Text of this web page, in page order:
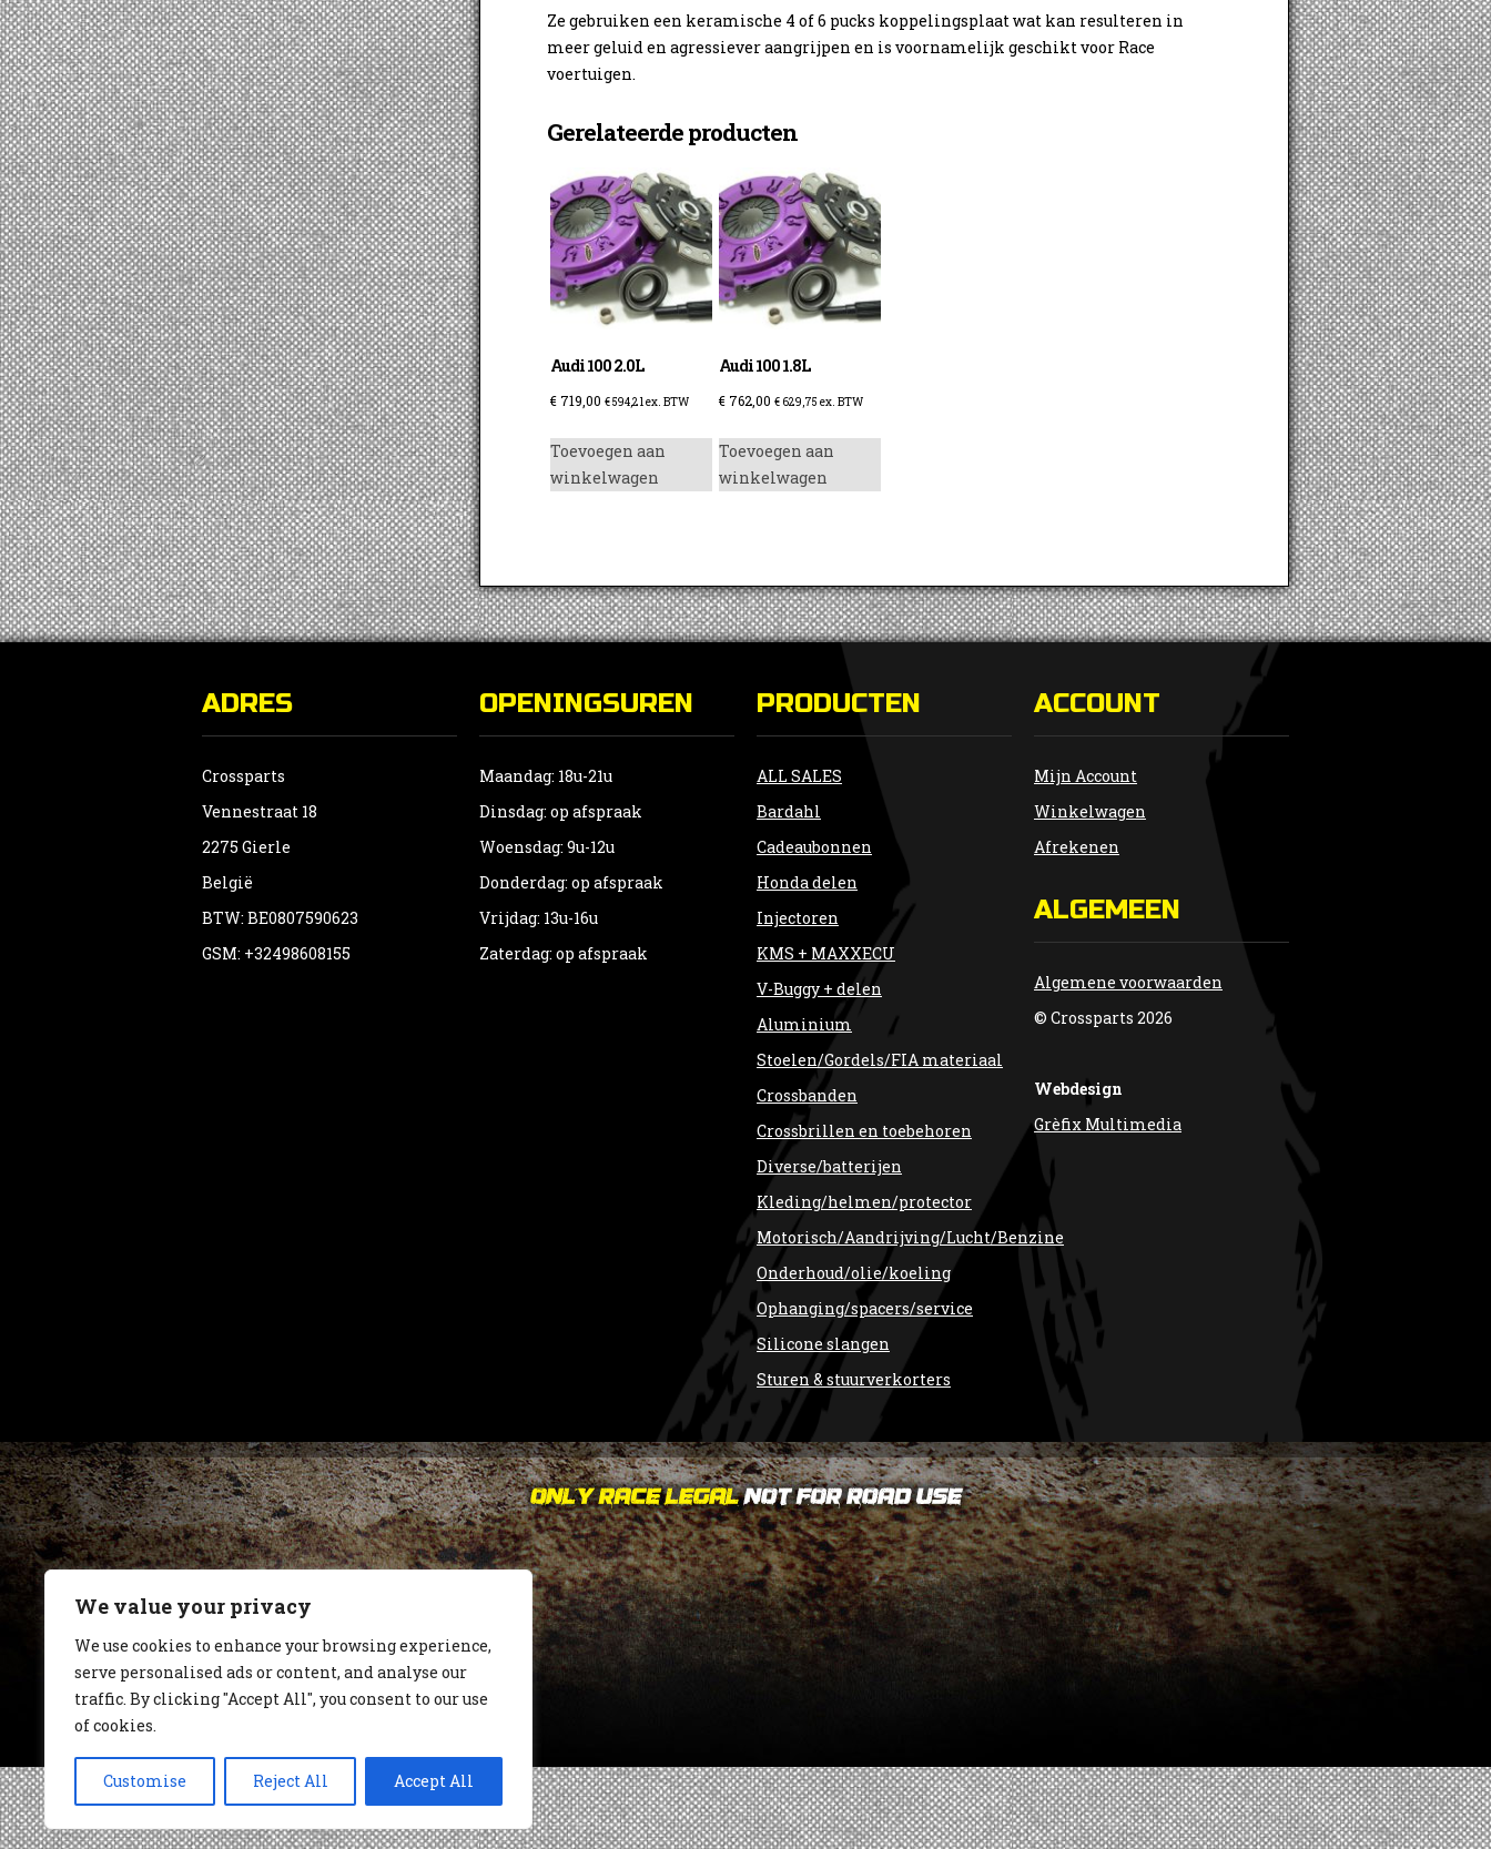
We value your privacy
We use cookies to enhance your browsing experience,
serve personalised ads or content, and analyse our
traffic. By clicking "Accept All", you consent to our use
of cookies.
Customise Reject All Accept All
Ze gebruiken een keramische 4 of 6 pucks koppelingsplaat wat kan resulteren in
meer geluid en agressiever aangrijpen en is voornamelijk geschikt voor Race
voertuigen.
Gerelateerde producten
Audi 100 2.0L
€ 719,00 €594,21ex. BTW
Toevoegen aan
winkelwagen
Audi 100 1.8L
€ 762,00 € 629,75 ex. BTW
Toevoegen aan
winkelwagen
ADRES
Crossparts
Vennestraat 18
2275 Gierle
België
BTW: BE0807590623
GSM: +32498608155
OPENINGSUREN
Maandag: 18u-21u
Dinsdag: op afspraak
Woensdag: 9u-12u
Donderdag: op afspraak
Vrijdag: 13u-16u
Zaterdag: op afspraak
PRODUCTEN
ALL SALES
Bardahl
Cadeaubonnen
Honda delen
Injectoren
KMS + MAXXECU
V-Buggy + delen
Aluminium
Stoelen/Gordels/FIA materiaal
Crossbanden
Crossbrillen en toebehoren
Diverse/batterijen
Kleding/helmen/protector
Motorisch/Aandrijving/Lucht/Benzine
Onderhoud/olie/koeling
Ophanging/spacers/service
Silicone slangen
Sturen & stuurverkorters
ACCOUNT
Mijn Account
Winkelwagen
Afrekenen
ALGEMEEN
Algemene voorwaarden
© Crossparts 2026
Webdesign
Grèfix Multimedia